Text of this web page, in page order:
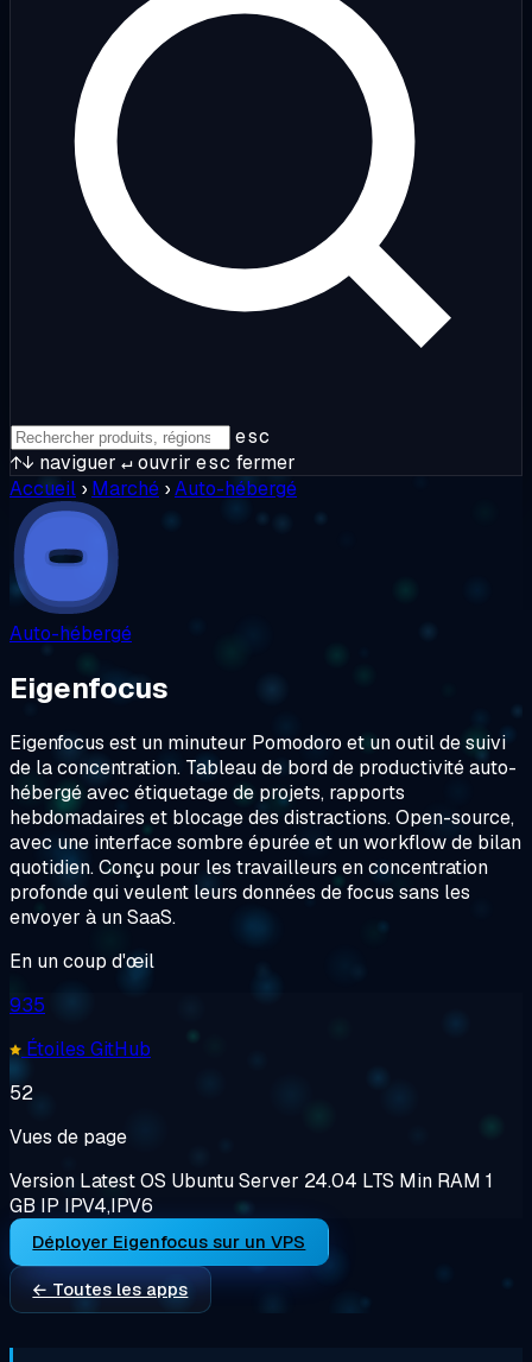
esc
↑↓ naviguer ↵ouvrir esc fermer
Accueil › Marché ›Auto-hébergé
Auto-hébergé
Eigenfocus
Eigenfocus est un minuteur Pomodoro et un outil de suivi
de la concentration. Tableau de bord de productivité auto-
hébergé avec étiquetage de projets, rapports
hebdomadaires et blocage des distractions. Open-source,
avec une interface sombre épurée et un workflow de bilan
quotidien. Conçu pour les travailleurs en concentration
profonde qui veulent leurs données de focus sans les
envoyer à un SaaS.
En un coup d'œil
935
Étoiles GitHub
52
Vues de page
Version LatestOS Ubuntu Server 24.04 LTS Min RAM 1
GB IP IPV4,IPV6
Déployer Eigenfocus sur un VPS
← Toutes les apps